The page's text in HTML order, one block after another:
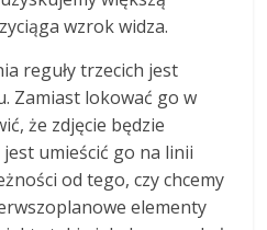
wzrok widza.
reguły trzecich jest
Zamiast lokować go w
że zdjęcie będzie
jest umieścić go na linii
od tego, czy chcemy
elementy